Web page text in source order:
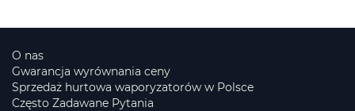
O nas
Gwarancja wyrównania ceny
Sprzedaż hurtowa waporyzatorów w Polsce
Często Zadawane Pytania